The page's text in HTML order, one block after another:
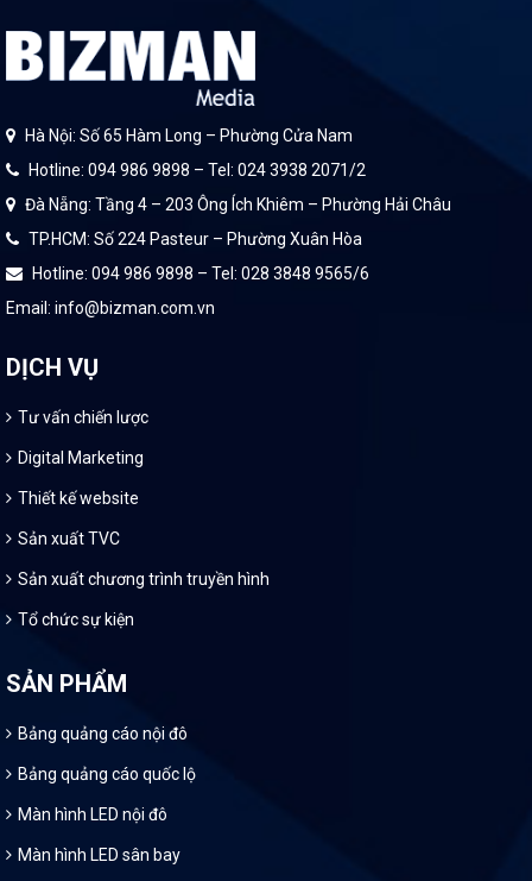
Hà Nội: Số 65 Hàm Long – Phường Cửa Nam
Hotline: 094 986 9898 – Tel: 024 3938 2071/2
Đà Nẵng: Tầng 4 – 203 Ông Ích Khiêm – Phường Hải Châu
TP.HCM: Số 224 Pasteur – Phường Xuân Hòa
Hotline: 094 986 9898 – Tel: 028 3848 9565/6
Email: info@bizman.com.vn
DỊCH VỤ
Tư vấn chiến lược
Digital Marketing
Thiết kế website
Sản xuất TVC
Sản xuất chương trình truyền hình
Tổ chức sự kiện
SẢN PHẨM
Bảng quảng cáo nội đô
Bảng quảng cáo quốc lộ
Màn hình LED nội đô
Màn hình LED sân bay